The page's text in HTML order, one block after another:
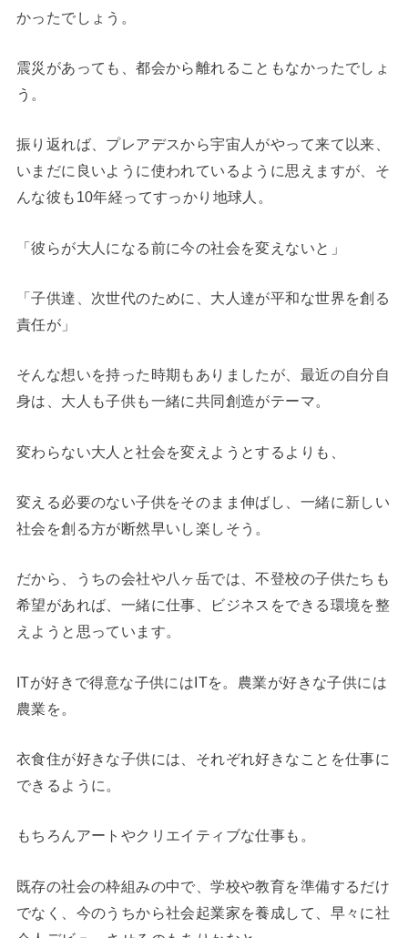
かったでしょう。
震災があっても、都会から離れることもなかったでしょ
う。
振り返れば、プレアデスから宇宙人がやって来て以来、
いまだに良いように使われているように思えますが、そ
んな彼も10年経ってすっかり地球人。
「彼らが大人になる前に今の社会を変えないと」
「子供達、次世代のために、大人達が平和な世界を創る
責任が」
そんな想いを持った時期もありましたが、最近の自分自
身は、大人も子供も一緒に共同創造がテーマ。
変わらない大人と社会を変えようとするよりも、
変える必要のない子供をそのまま伸ばし、一緒に新しい
社会を創る方が断然早いし楽しそう。
だから、うちの会社や八ヶ岳では、不登校の子供たちも
希望があれば、一緒に仕事、ビジネスをできる環境を整
えようと思っています。
ITが好きで得意な子供にはITを。農業が好きな子供には
農業を。
衣食住が好きな子供には、それぞれ好きなことを仕事に
できるように。
もちろんアートやクリエイティブな仕事も。
既存の社会の枠組みの中で、学校や教育を準備するだけ
でなく、今のうちから社会起業家を養成して、早々に社